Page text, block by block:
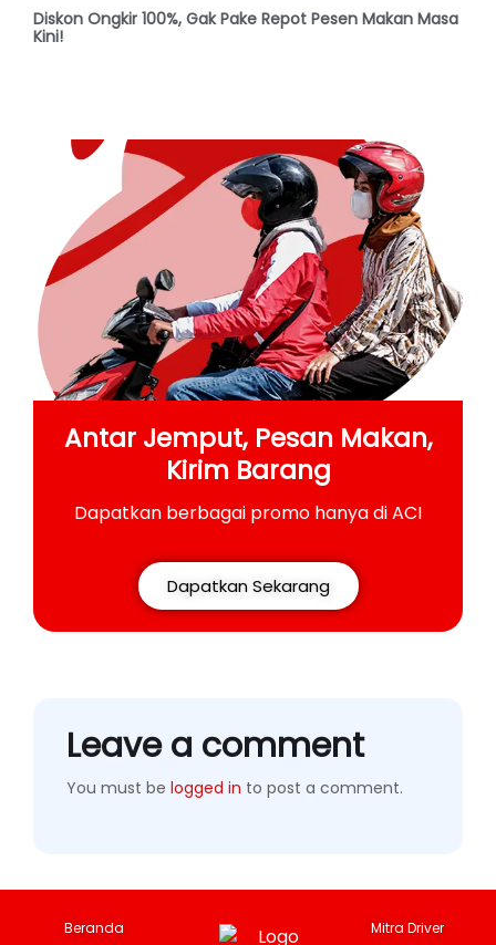
Diskon Ongkir 100%, Gak Pake Repot Pesen Makan Masa
Kini!
Antar Jemput, Pesan Makan,
Kirim Barang
Dapatkan berbagai promo hanya di ACI
Dapatkan Sekarang
Leave a comment
You must be logged in to post a comment.
Beranda Mitra Driver